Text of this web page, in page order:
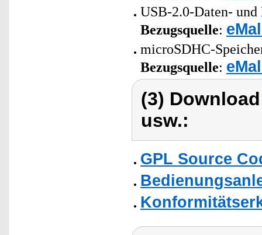
USB-2.0-Daten-
Bezugsquelle:
microSDHC-
Bezugsquelle:
(3)
usw.:
GPL Source